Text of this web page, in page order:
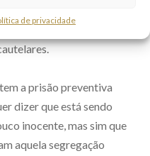
de privacidade
prisão preventiva ou a
a prisão preventiva
dizer que está sendo
inocente, mas sim que
aquela segregação